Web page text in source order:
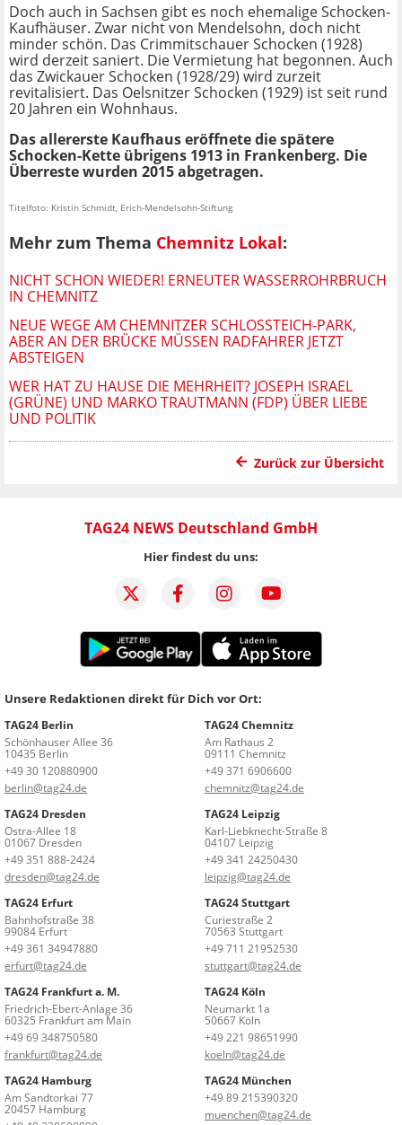
Doch auch in Sachsen gibt es noch ehemalige Schocken-
Kaufhäuser. Zwar nicht von Mendelsohn, doch nicht
minder schön. Das Crimmitschauer Schocken (1928)
wird derzeit saniert. Die Vermietung hat begonnen. Auch
das Zwickauer Schocken (1928/29) wird zurzeit
revitalisiert. Das Oelsnitzer Schocken (1929) ist seit rund
20 Jahren ein Wohnhaus.
Das allererste Kaufhaus eröffnete die spätere
Schocken-Kette übrigens 1913 in Frankenberg. Die
Überreste wurden 2015 abgetragen.
Titelfoto: Kristin Schmidt, Erich-Mendelsohn-Stiftung
Mehr zum Thema Chemnitz Lokal:
NICHT SCHON WIEDER! ERNEUTER WASSERROHRBRUCH
IN CHEMNITZ
NEUE WEGE AM CHEMNITZER SCHLOSSTEICH-PARK, A
BER AN DER BRÜCKE MÜSSEN RADFAHRER JETZT A
BSTEIGEN
WER HAT ZU HAUSE DIE MEHRHEIT? JOSEPH ISRAEL
(GRÜNE) UND MARKO TRAUTMANN (FDP) ÜBER LIEBE
UND POLITIK
Zurück zur Übersicht
TAG24 NEWS Deutschland GmbH
Hier findest du uns:
Unsere Redaktionen direkt für Dich vor Ort:
TAG24 Berlin
Schönhauser Allee 36
10435 Berlin
+49 30 120880900
berlin@tag24.de
TAG24 Chemnitz
Am Rathaus 2
09111 Chemnitz
+49 371 6906600
chemnitz@tag24.de
TAG24 Dresden
Ostra-Allee 18
01067 Dresden
+49 351 888-2424
dresden@tag24.de
TAG24 Leipzig
Karl-Liebknecht-Straße 8
04107 Leipzig
+49 341 24250430
leipzig@tag24.de
TAG24 Erfurt
Bahnhofstraße 38
99084 Erfurt
+49 361 34947880
erfurt@tag24.de
TAG24 Stuttgart
Curiestraße 2
70563 Stuttgart
+49 711 21952530
stuttgart@tag24.de
TAG24 Frankfurt a. M.
Friedrich-Ebert-Anlage 36
60325 Frankfurt am Main
+49 69 348750580
frankfurt@tag24.de
TAG24 Köln
Neumarkt 1a
50667 Köln
+49 221 98651990
koeln@tag24.de
TAG24 Hamburg
Am Sandtorkai 77
20457 Hamburg
TAG24 München
+49 89 215390320
muenchen@tag24.de